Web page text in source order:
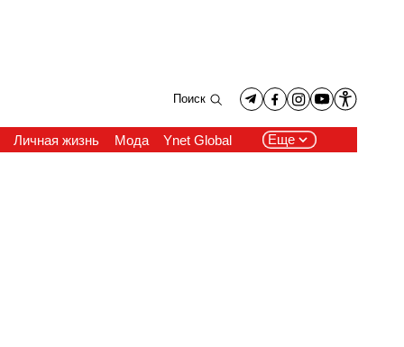
Поиск
Личная жизнь Мода Ynet Global Еще